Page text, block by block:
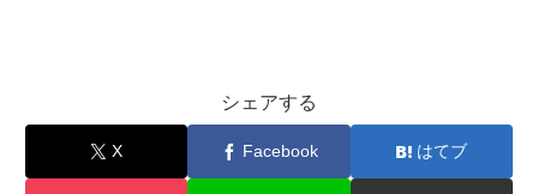
シェアする
X Facebook はてブ